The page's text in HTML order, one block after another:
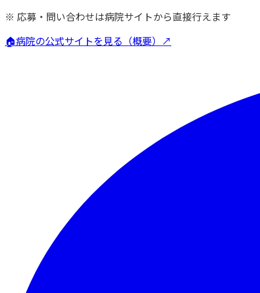
※ 応募・問い合わせは病院サイトから直接行えます
🏠病院の公式サイトを見る（概要）↗